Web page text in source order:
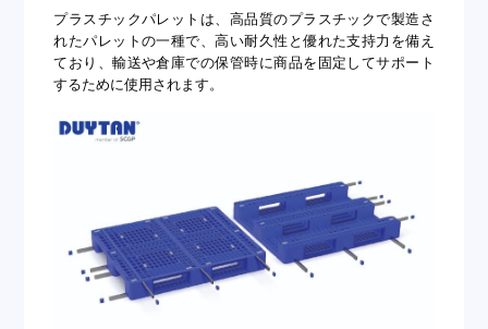
プラスチックパレットは、高品質のプラスチックで製造さ
れたパレットの一種で、高い耐久性と優れた支持力を備え
ており、輸送や倉庫での保管時に商品を固定してサポート
するために使用されます。